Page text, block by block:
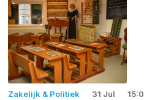
Zakelijk & Politiek 31 Jul